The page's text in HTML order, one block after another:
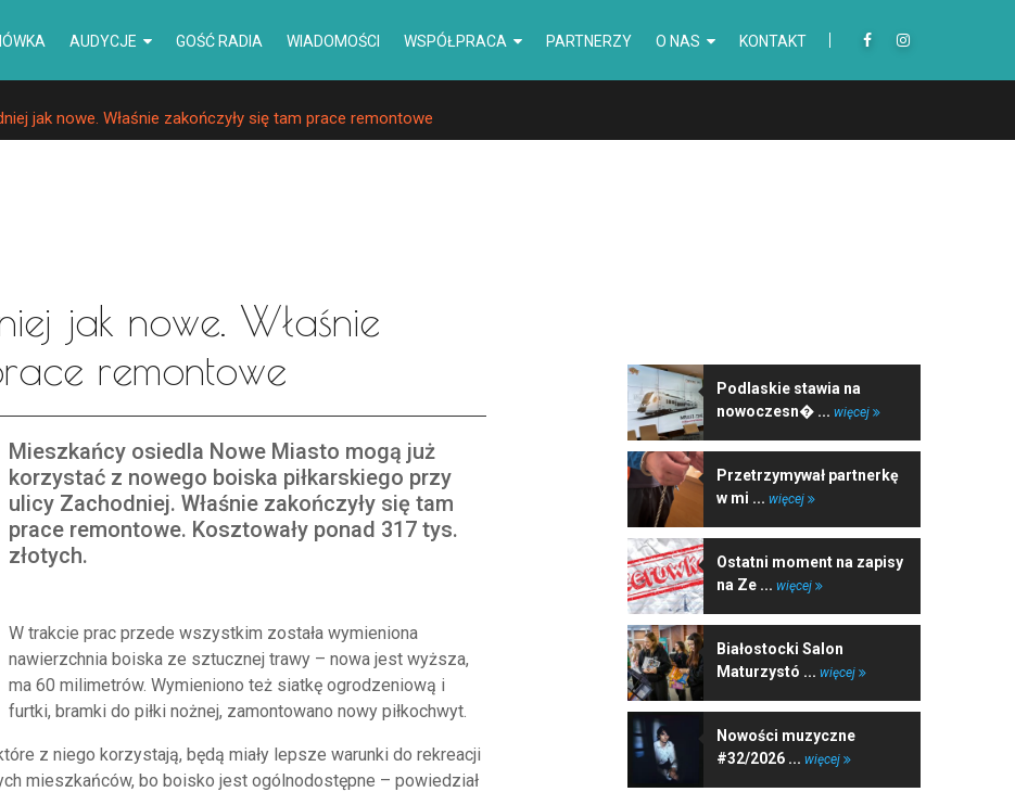
AUDYCJE GOŚĆ RADIA WIADOMOŚCI WSPÓŁPRACA PARTNERZY O NAS KONTAKT
jak nowe. Właśnie zakończyły się tam prace remontowe
jak nowe. Właśnie
remontowe
Mieszkańcy osiedla Nowe Miasto mogą już
korzystać z nowego boiska piłkarskiego przy
ulicy Zachodniej. Właśnie zakończyły się tam
prace remontowe. Kosztowały ponad 317 tys.
złotych.
W trakcie prac przede wszystkim została wymieniona
nawierzchnia boiska ze sztucznej trawy – nowa jest wyższa,
ma 60 milimetrów. Wymieniono też siatkę ogrodzeniową i
furtki, bramki do piłki nożnej, zamontowano nowy piłkochwyt.
z niego korzystają, będą miały lepsze warunki do rekreacji
mieszkańców, bo boisko jest ogólnodostępne – powiedział
Podlaskie stawia na
nowoczesn� ... więcej
Przetrzymywał partnerkę
w mi ... więcej
Ostatni moment na zapisy
na Ze ... więcej
Białostocki Salon
Maturzystó ... więcej
Nowości muzyczne
#32/2026 ... więcej